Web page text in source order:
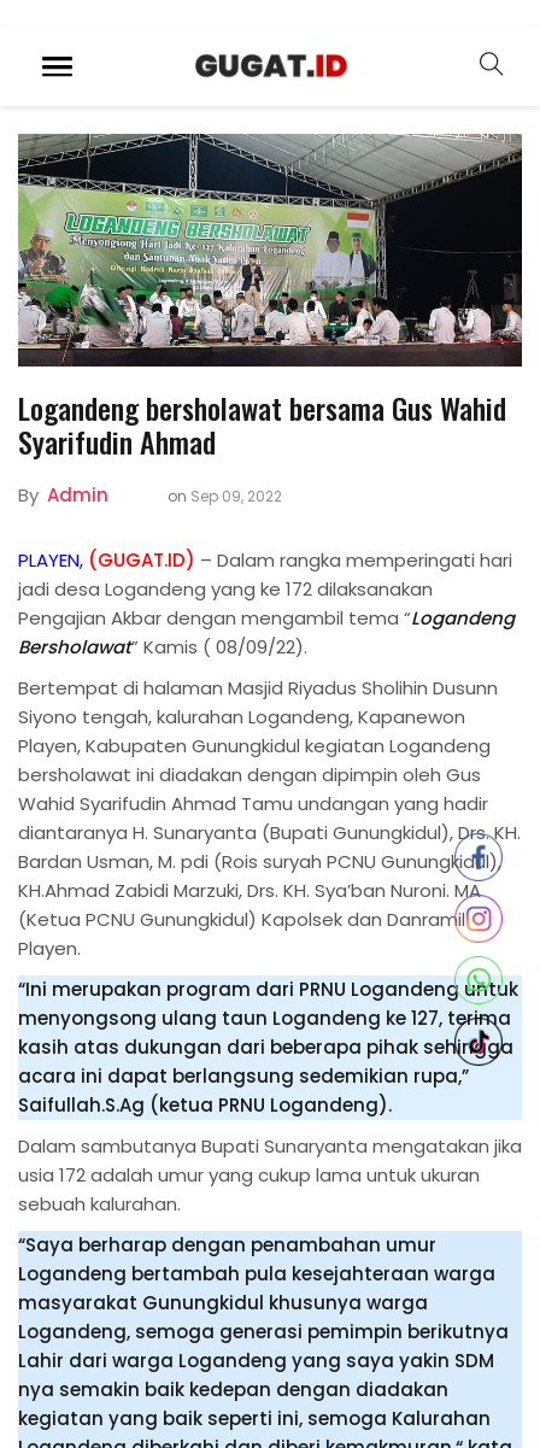
Logandeng bersholawat bersama Gus Wahid
Syarifudin Ahmad
By Admin on Sep 09, 2022
PLAYEN, (GUGAT.ID) – Dalam rangka memperingati hari
jadi desa Logandeng yang ke 172 dilaksanakan
Pengajian Akbar dengan mengambil tema “Logandeng
Bersholawat” Kamis ( 08/09/22).
Bertempat di halaman Masjid Riyadus Sholihin Dusunn
Siyono tengah, kalurahan Logandeng, Kapanewon
Playen, Kabupaten Gunungkidul kegiatan Logandeng
bersholawat ini diadakan dengan dipimpin oleh Gus
Wahid Syarifudin Ahmad Tamu undangan yang hadir
diantaranya H. Sunaryanta (Bupati Gunungkidul), Drs. KH.
Bardan Usman, M. pdi (Rois suryah PCNU Gunungkidul),
KH.Ahmad Zabidi Marzuki, Drs. KH. Sya’ban Nuroni. MA
(Ketua PCNU Gunungkidul) Kapolsek dan Danramil
Playen.
“Ini merupakan program dari PRNU Logandeng untuk
menyongsong ulang taun Logandeng ke 127, terima
kasih atas dukungan dari beberapa pihak sehingga
acara ini dapat berlangsung sedemikian rupa,”
Saifullah.S.Ag (ketua PRNU Logandeng).
Dalam sambutanya Bupati Sunaryanta mengatakan jika
usia 172 adalah umur yang cukup lama untuk ukuran
sebuah kalurahan.
“Saya berharap dengan penambahan umur
Logandeng bertambah pula kesejahteraan warga
masyarakat Gunungkidul khusunya warga
Logandeng, semoga generasi pemimpin berikutnya
Lahir dari warga Logandeng yang saya yakin SDM
nya semakin baik kedepan dengan diadakan
kegiatan yang baik seperti ini, semoga Kalurahan